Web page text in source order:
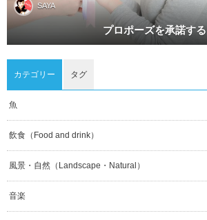
SAYA
プロポーズを承諾する
カテゴリー タグ
魚
飲食（Food and drink）
風景・自然（Landscape・Natural）
音楽